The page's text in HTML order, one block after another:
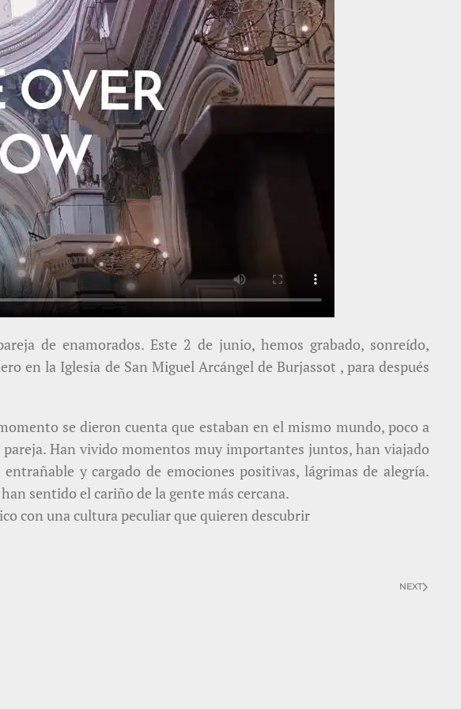
de enamorados. Este 2 de junio, hemos grabado, sonreído,
en la Iglesia de San Miguel Arcángel de Burjassot , para después
se dieron cuenta que estaban en el mismo mundo, poco a
Han vivido momentos muy importantes juntos, han viajado
y cargado de emociones positivas, lágrimas de alegría.
sentido el cariño de la gente más cercana.
con una cultura peculiar que quieren descubrir
NEXT